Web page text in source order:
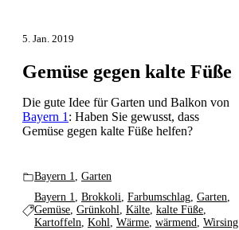
5. Jan. 2019
Gemüse gegen kalte Füße
Die gute Idee für Garten und Balkon von
Bayern 1 : Haben Sie gewusst, dass
Gemüse gegen kalte Füße helfen?
Bayern 1, Garten
Bayern 1, Brokkoli, Farbumschlag, Garten,
Gemüse, Grünkohl, Kälte, kalte Füße,
Kartoffeln, Kohl, Wärme, wärmend, Wirsing